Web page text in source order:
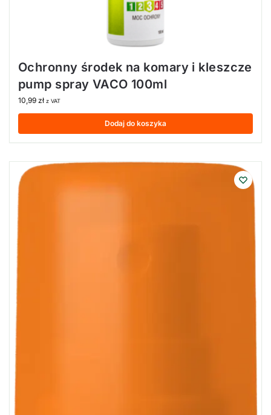
Ochronny środek na komary i kleszcze
pump spray VACO 100ml
10,99 zł z VAT
Dodaj do koszyka